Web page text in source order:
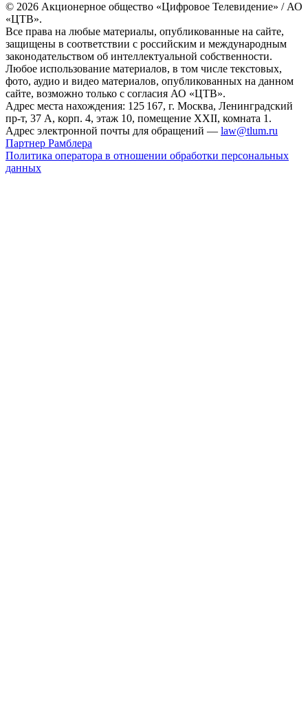
© 2026 Акционерное общество «Цифровое Телевидение» / АО
«ЦТВ».
Все права на любые материалы, опубликованные на сайте,
защищены в соответствии с российским и международным
законодательством об интеллектуальной собственности.
Любое использование материалов, в том числе текстовых,
фото, аудио и видео материалов, опубликованных на данном
сайте, возможно только с согласия АО «ЦТВ».
Адрес места нахождения: 125 167, г. Москва, Ленинградский
пр-т, 37 А, корп. 4, этаж 10, помещение XXII, комната 1.
Адрес электронной почты для обращений — law@tlum.ru
Партнер Рамблера
Политика оператора в отношении обработки персональных
данных